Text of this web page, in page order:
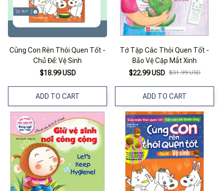
Cùng Con Rèn Thói Quen Tốt -
Chủ Đề: Vệ Sinh
$18.99 USD
ADD TO CART
Tớ Tập Các Thói Quen Tốt -
Bảo Vệ Cặp Mắt Xinh
$22.99 USD $31.99 USD
ADD TO CART